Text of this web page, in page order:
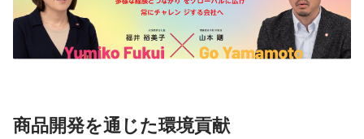
商品開発を通じた環境貢献